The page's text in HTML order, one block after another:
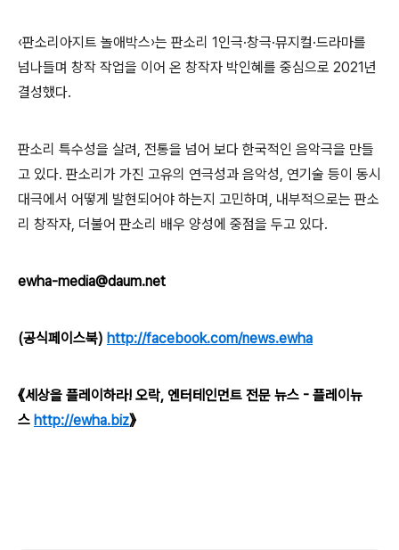
‹판소리아지트 놀애박스›는 판소리 1인극·창극·뮤지컬·드라마를
넘나들며 창작 작업을 이어 온 창작자 박인혜를 중심으로 2021년
결성했다.
판소리 특수성을 살려, 전통을 넘어 보다 한국적인 음악극을 만들
고 있다. 판소리가 가진 고유의 연극성과 음악성, 연기술 등이 동시
대극에서 어떻게 발현되어야 하는지 고민하며, 내부적으로는 판소
리 창작자, 더불어 판소리 배우 양성에 중점을 두고 있다.
ewha-media@daum.net
(공식페이스북) http://facebook.com/news.ewha
《세상을 플레이하라! 오락, 엔터테인먼트 전문 뉴스 - 플레이뉴
스 http://ewha.biz》